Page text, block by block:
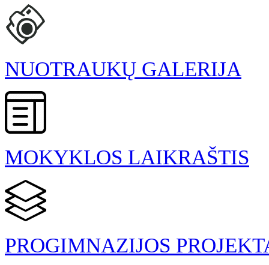
NUOTRAUKŲ GALERIJA
MOKYKLOS LAIKRAŠTIS
PROGIMNAZIJOS